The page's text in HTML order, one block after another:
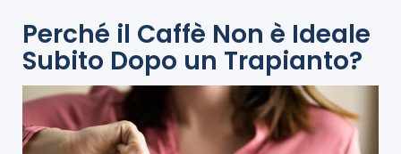
Perché il Caffè Non è Ideale
Subito Dopo un Trapianto?